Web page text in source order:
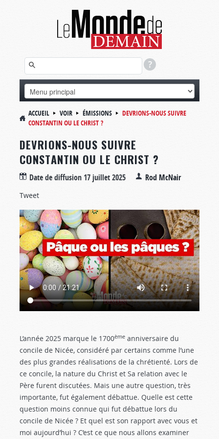
ACCUEIL VOIR ÉMISSIONS
DEVRIONS-NOUS SUIVRE
CONSTANTIN OU LE CHRIST ?
DEVRIONS-NOUS SUIVRE
CONSTANTIN OU LE CHRIST ?
Date de diffusion 17 juillet 2025 Rod McNair
Tweet
L’année 2025 marque le 1700ème anniversaire du
concile de Nicée, considéré par certains comme l’une
des plus grandes réalisations de la chrétienté. Lors de
ce concile, la nature du Christ et Sa relation avec le
Père furent discutées. Mais une autre question, très
importante, fut également débattue. Quelle est cette
question moins connue qui fut débattue lors du
concile de Nicée ? Et quel est son rapport avec vous et
moi aujourd’hui ? C’est ce que nous allons examiner